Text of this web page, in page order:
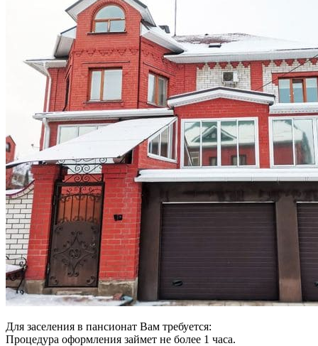
Для заселения в пансионат Вам требуется:
Процедура оформления займет не более 1 часа.